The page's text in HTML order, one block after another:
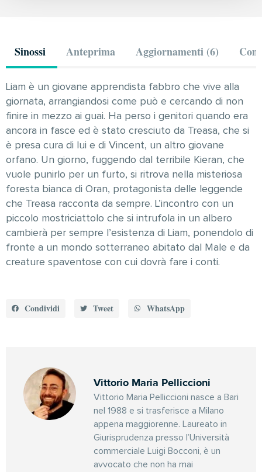
Sinossi Anteprima Aggiornamenti (6)
Liam è un giovane apprendista fabbro che vive alla
giornata, arrangiandosi come può e cercando di non
finire in mezzo ai guai. Ha perso i genitori quando era
ancora in fasce ed è stato cresciuto da Treasa, che si
è presa cura di lui e di Vincent, un altro giovane
orfano. Un giorno, fuggendo dal terribile Kieran, che
vuole punirlo per un furto, si ritrova nella misteriosa
foresta bianca di Oran, protagonista delle leggende
che Treasa racconta da sempre. L’incontro con un
piccolo mostriciattolo che si intrufola in un albero
cambierà per sempre l’esistenza di Liam, ponendolo di
fronte a un mondo sotterraneo abitato dal Male e da
creature spaventose con cui dovrà fare i conti.
Condividi Tweet WhatsApp
Vittorio Maria Pelliccioni
Vittorio Maria Pelliccioni nasce a Bari
nel 1988 e si trasferisce a Milano
appena maggiorenne. Laureato in
Giurisprudenza presso l’Università
commerciale Luigi Bocconi, è un
avvocato che non ha mai